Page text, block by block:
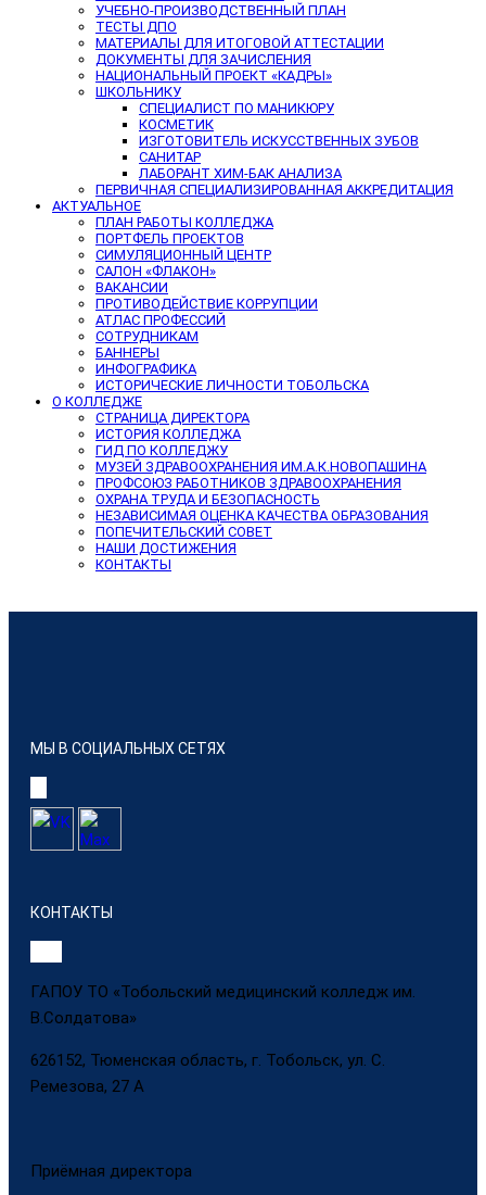
УЧЕБНО-ПРОИЗВОДСТВЕННЫЙ ПЛАН
ТЕСТЫ ДПО
МАТЕРИАЛЫ ДЛЯ ИТОГОВОЙ АТТЕСТАЦИИ
ДОКУМЕНТЫ ДЛЯ ЗАЧИСЛЕНИЯ
НАЦИОНАЛЬНЫЙ ПРОЕКТ «КАДРЫ»
ШКОЛЬНИКУ
СПЕЦИАЛИСТ ПО МАНИКЮРУ
КОСМЕТИК
ИЗГОТОВИТЕЛЬ ИСКУССТВЕННЫХ ЗУБОВ
САНИТАР
ЛАБОРАНТ ХИМ-БАК АНАЛИЗА
ПЕРВИЧНАЯ СПЕЦИАЛИЗИРОВАННАЯ АККРЕДИТАЦИЯ
АКТУАЛЬНОЕ
ПЛАН РАБОТЫ КОЛЛЕДЖА
ПОРТФЕЛЬ ПРОЕКТОВ
СИМУЛЯЦИОННЫЙ ЦЕНТР
САЛОН «ФЛАКОН»
ВАКАНСИИ
ПРОТИВОДЕЙСТВИЕ КОРРУПЦИИ
АТЛАС ПРОФЕССИЙ
СОТРУДНИКАМ
БАННЕРЫ
ИНФОГРАФИКА
ИСТОРИЧЕСКИЕ ЛИЧНОСТИ ТОБОЛЬСКА
О КОЛЛЕДЖЕ
СТРАНИЦА ДИРЕКТОРА
ИСТОРИЯ КОЛЛЕДЖА
ГИД ПО КОЛЛЕДЖУ
МУЗЕЙ ЗДРАВООХРАНЕНИЯ ИМ.А.К.НОВОПАШИНА
ПРОФСОЮЗ РАБОТНИКОВ ЗДРАВООХРАНЕНИЯ
ОХРАНА ТРУДА И БЕЗОПАСНОСТЬ
НЕЗАВИСИМАЯ ОЦЕНКА КАЧЕСТВА ОБРАЗОВАНИЯ
ПОПЕЧИТЕЛЬСКИЙ СОВЕТ
НАШИ ДОСТИЖЕНИЯ
КОНТАКТЫ
МЫ В СОЦИАЛЬНЫХ СЕТЯХ
КОНТАКТЫ
ГАПОУ ТО «Тобольский медицинский колледж им.
В.Солдатова»
626152, Тюменская область, г. Тобольск, ул. С.
Ремезова, 27 А
Приёмная директора